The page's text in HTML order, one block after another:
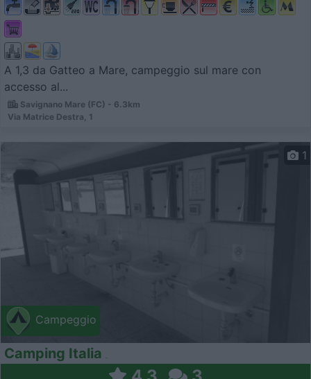
A 1,3 da Gatteo a Mare, campeggio sul mare con
accesso al...
Savignano Mare (FC) - 6.3km
Via Matrice Destra, 1
Campeggio
1
Camping Italia